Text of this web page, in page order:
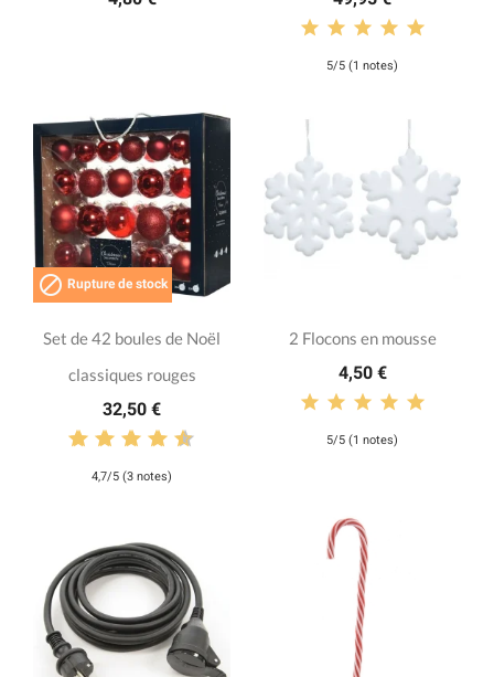
5/5 (1 notes)
 Rupture de stock
Set de 42 boules de Noël
classiques rouges
32,50 €
4,7/5 (3 notes)
2 Flocons en mousse
4,50 €
5/5 (1 notes)